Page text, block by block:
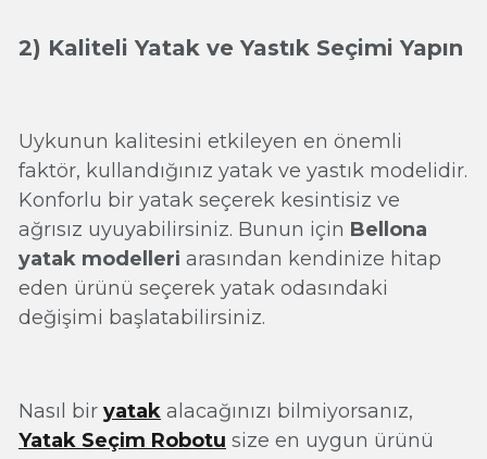
2) Kaliteli Yatak ve Yastık Seçimi Yapın
Uykunun kalitesini etkileyen en önemli
faktör, kullandığınız yatak ve yastık modelidir.
Konforlu bir yatak seçerek kesintisiz ve
ağrısız uyuyabilirsiniz. Bunun için Bellona
yatak modelleri arasından kendinize hitap
eden ürünü seçerek yatak odasındaki
değişimi başlatabilirsiniz.
Nasıl bir yatak alacağınızı bilmiyorsanız,
Yatak Seçim Robotu size en uygun ürünü